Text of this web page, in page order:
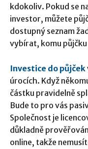
kdokoliv. Pokud se
investor, můžete
dostupný seznam
vybírat, komu
Investice do půjček
úrocích. Když
částku pravidelně
Bude to pro vás
Společnost je
důkladně
online, takže